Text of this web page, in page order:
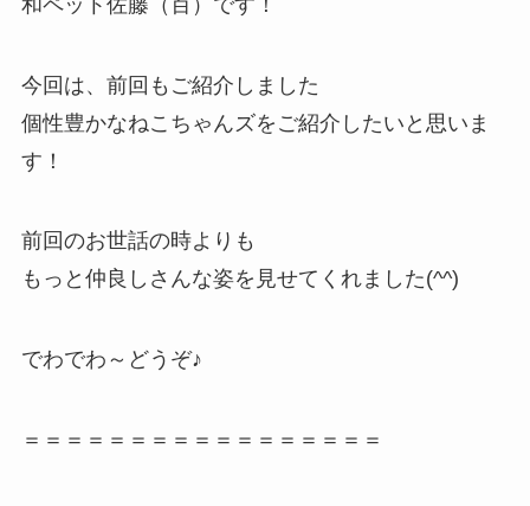
今回は、前回もご紹介しました
個性豊かなねこちゃんズをご紹介したいと思いま
す！
前回のお世話の時よりも
もっと仲良しさんな姿を見せてくれました(^^)
でわでわ～どうぞ♪
＝＝＝＝＝＝＝＝＝＝＝＝＝＝＝＝＝